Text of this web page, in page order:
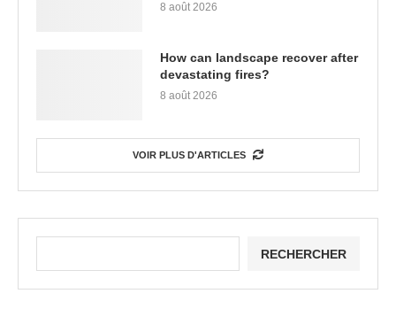
8 août 2026
How can landscape recover after
devastating fires?
8 août 2026
VOIR PLUS D'ARTICLES
RECHERCHER